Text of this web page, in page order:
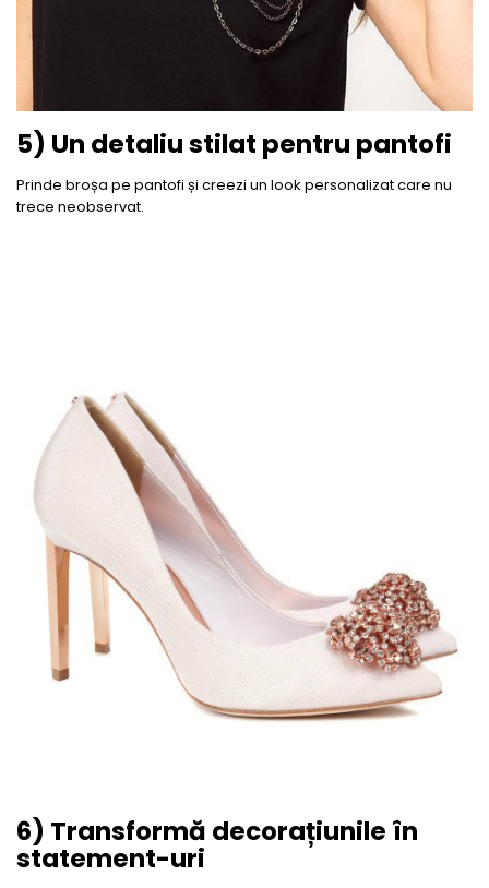
5) Un detaliu stilat pentru pantofi
Prinde broșa pe pantofi și creezi un look personalizat care nu
trece neobservat.
6) Transformă decorațiunile în
statement-uri